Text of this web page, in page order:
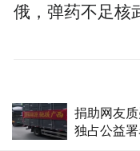
准爸妈一
这场孕妇学
俄，弹药不足核